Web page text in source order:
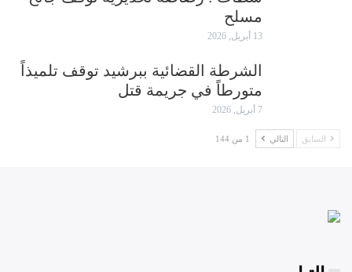
مسلح
13 أبريل, 2026
الشرطة القضائية ببرشيد توقف تلميذاً
متورطاً في جريمة قتل
7 أبريل, 2026
السابق التالي 1 من 144